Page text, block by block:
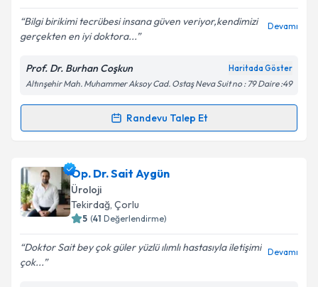
Bilgi birikimi tecrübesi insana güven veriyor,kendimizi
gerçekten en iyi doktora...
Devamı
Prof. Dr. Burhan Coşkun Haritada Göster
Altınşehir Mah. Muhammer Aksoy Cad. Ostaş Neva Suit no : 79 Daire :49
Randevu Talep Et
Randevu Takvimi Talebi
Prof. Dr. Burhan Coşkuniçin randevu takvimi talebi
oluşturun. Size bu uzmandan randevu almanız için bir
takvim hazırlandığında e-posta ile bilgilendireceğiz.
Op. Dr. Sait Aygün
Üroloji
Tekirdağ, Çorlu
5 (41 Değerlendirme)
Doktor Sait bey çok güler yüzlü ılımlı hastasıyla iletişimi
çok...
Devamı